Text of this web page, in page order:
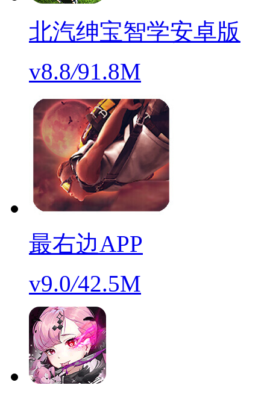
北汽绅宝智学安卓版
v8.8/91.8M
最右边APP
v9.0/42.5M